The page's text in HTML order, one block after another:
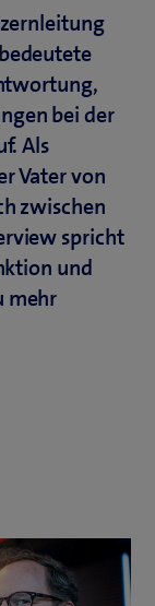
bei der
Als
Vater von
zwischen
spricht
und
mehr